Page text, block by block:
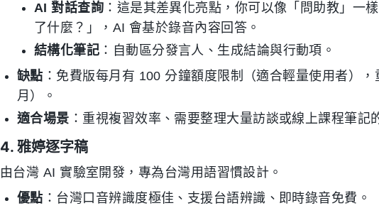
AI 對話查詢 ：這是其差異化亮點，你可以像「問助教」一
了什麼？」，AI 會基於錄音內容回答。
結構化筆記 ：自動區分發言人、生成結論與行動項。
缺點 ：免費版每月有 100 分鐘額度限制（適合輕量使用者）
月）。
適合場景 ：重視複習效率、需要整理大量訪談或線上課程筆記
4. 雅婷逐字稿
由台灣 AI 實驗室開發，專為台灣用語習慣設計。
優點 ：台灣口音辨識度極佳、支援台語辨識、即時錄音免費。